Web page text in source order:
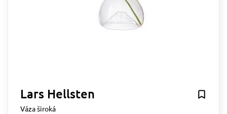
Lars Hellsten
Váza široká